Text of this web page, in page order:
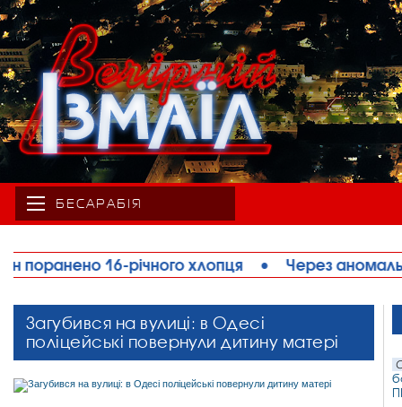
БЕСАРАБІЯ
• Через аномальну спеку на Одещині
Загубився на вулиці: в Одесі
поліцейські повернули дитину матері